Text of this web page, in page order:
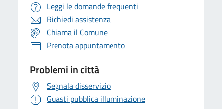
Leggi le domande frequenti
Richiedi assistenza
Chiama il Comune
Prenota appuntamento
Problemi in città
Segnala disservizio
Guasti pubblica illuminazione